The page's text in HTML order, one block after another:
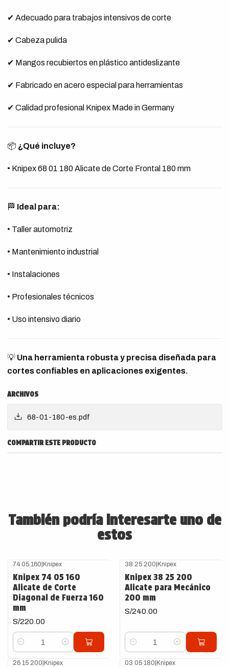
✔ Adecuado para trabajos intensivos de corte
✔ Cabeza pulida
✔ Mangos recubiertos en plástico antideslizante
✔ Fabricado en acero especial para herramientas
✔ Calidad profesional Knipex Made in Germany
📦 ¿Qué incluye?
• Knipex 68 01 180 Alicate de Corte Frontal 180 mm
🏁 Ideal para:
• Taller automotriz
• Mantenimiento industrial
• Instalaciones
• Profesionales técnicos
• Uso intensivo diario
💡 Una herramienta robusta y precisa diseñada para
cortes confiables en aplicaciones exigentes.
ARCHIVOS
68-01-180-es.pdf
COMPARTIR ESTE PRODUCTO
También podría interesarte uno de
estos
74 05 160|Knipex
Knipex 74 05 160
Alicate de Corte
Diagonal de Fuerza 160
mm
S/220.00
Cantidad
38 25 200|Knipex
Knipex 38 25 200
Alicate para Mecánico
200 mm
S/240.00
Cantidad
26 15 200|Knipex 03 05 180|Knipex